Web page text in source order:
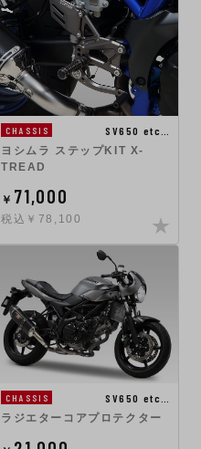
CHASSIS
SV650 etc…
ヨシムラ ステップKIT X-
TREAD
￥ 71,000
税込￥78,100
CHASSIS
SV650 etc…
ラジエターコアプロテクター